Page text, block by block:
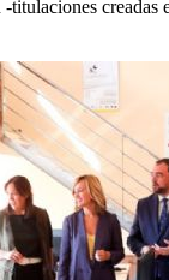
titulaciones creadas